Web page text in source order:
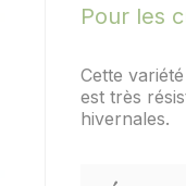
Pour les
Cette
est très
hivernales.